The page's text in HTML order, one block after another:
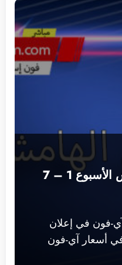
أخبار على الهامش الأسبوع 1 – 7
فون في إعلان
في أسعار آي-فون